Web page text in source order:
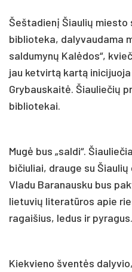
Šeštadienį Šiaulių miesto
biblioteka, dalyvaudama
saldumynų Kalėdos“,
jau ketvirtą kartą
Grybauskaitė. Šiauliečių
bibliotekai.
Mugė bus „saldi“.
bičiuliai, drauge su
Vladu Baranausku bus
lietuvių literatūros apie
ragaišius, ledus ir pyragus.
Kiekvieno šventės